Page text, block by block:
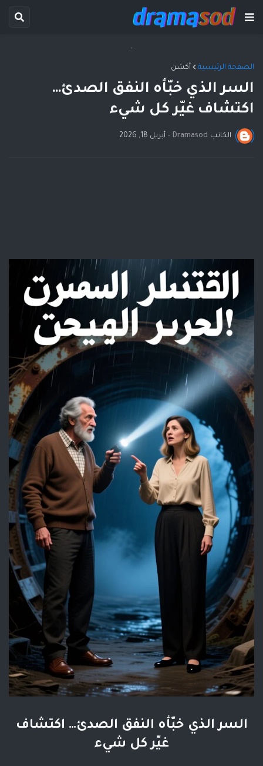
-
الصفحة الرئيسية أكشن
السر الذي خبّأه النفق الصدئ…
اكتشاف غيّر كل شيء
الكاتب Dramasod
- أبريل 18, 2026
السر الذي خبّأه النفق الصدئ… اكتشاف
غيّر كل شيء